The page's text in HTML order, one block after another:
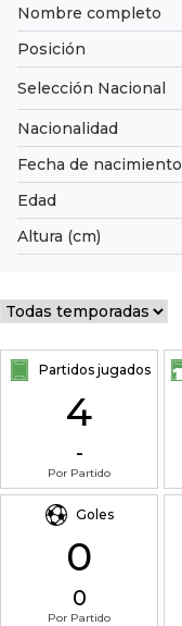
Nombre completo
Posición
Selección Nacional
Nacionalidad
Fecha de nacimiento
Edad
Altura (cm)
Partidos jugados
4
-
Por Partido
Goles
0
0
Por Partido